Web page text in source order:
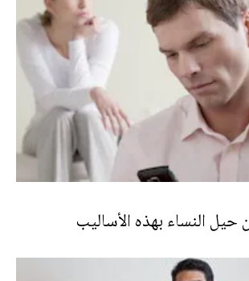
النساء بهذه الأساليب